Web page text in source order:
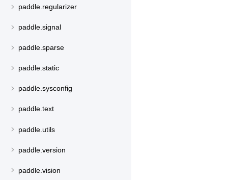
paddle.regularizer
paddle.signal
paddle.sparse
paddle.static
paddle.sysconfig
paddle.text
paddle.utils
paddle.version
paddle.vision